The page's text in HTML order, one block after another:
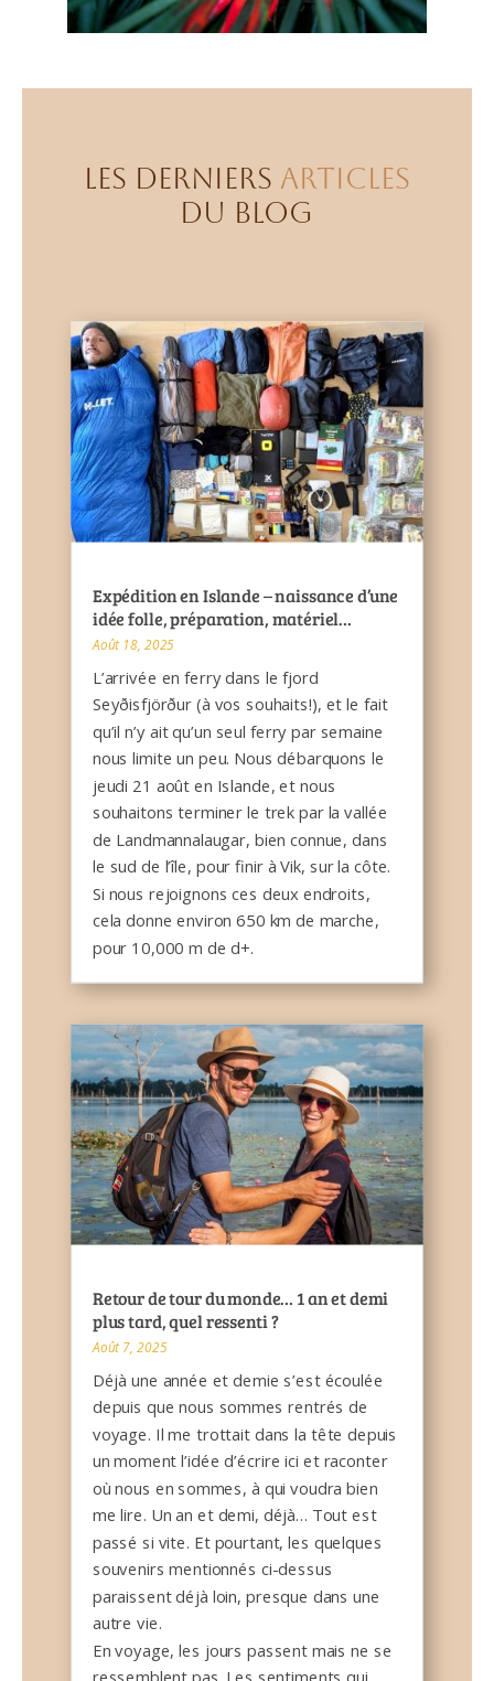
LES DERNIERS ARTICLES
DU BLOG
Expédition en Islande – naissance d’une
idée folle, préparation, matériel…
Août 18, 2025
L’arrivée en ferry dans le fjord
Seyðisfjörður (à vos souhaits!), et le fait
qu’il n’y ait qu’un seul ferry par semaine
nous limite un peu. Nous débarquons le
jeudi 21 août en Islande, et nous
souhaitons terminer le trek par la vallée
de Landmannalaugar, bien connue, dans
le sud de l’île, pour finir à Vik, sur la côte.
Si nous rejoignons ces deux endroits,
cela donne environ 650 km de marche,
pour 10,000 m de d+.
Retour de tour du monde… 1 an et demi
plus tard, quel ressenti ?
Août 7, 2025
Déjà une année et demie s’est écoulée
depuis que nous sommes rentrés de
voyage. Il me trottait dans la tête depuis
un moment l’idée d’écrire ici et raconter
où nous en sommes, à qui voudra bien
me lire. Un an et demi, déjà… Tout est
passé si vite. Et pourtant, les quelques
souvenirs mentionnés ci-dessus
paraissent déjà loin, presque dans une
autre vie.
En voyage, les jours passent mais ne se
ressemblent pas. Les sentiments qui